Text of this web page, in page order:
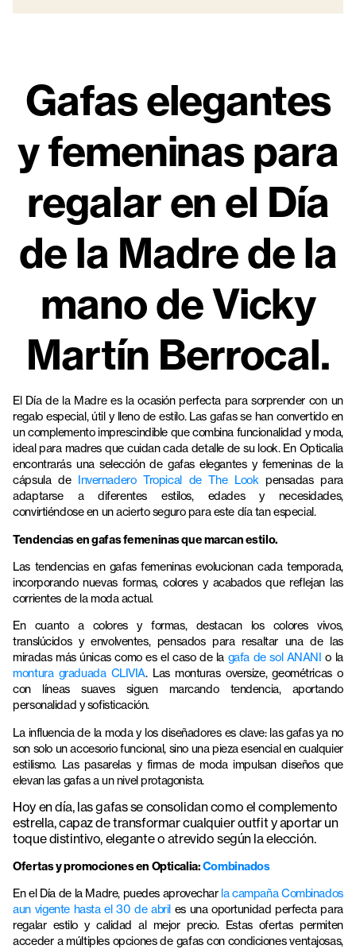
Gafas elegantes
y femeninas para
regalar en el Día
de la Madre de la
mano de Vicky
Martín Berrocal.
El Día de la Madre es la ocasión perfecta para sorprender con un
regalo especial, útil y lleno de estilo. Las gafas se han convertido en
un complemento imprescindible que combina funcionalidad y moda,
ideal para madres que cuidan cada detalle de su look. En Opticalia
encontrarás una selección de gafas elegantes y femeninas de la
cápsula de Invernadero Tropical de The Lookpensadas para
adaptarse a diferentes estilos, edades y necesidades,
convirtiéndose en un acierto seguro para este día tan especial.
Tendencias en gafas femeninas que marcan estilo.
Las tendencias en gafas femeninas evolucionan cada temporada,
incorporando nuevas formas, colores y acabados que reflejan las
corrientes de la moda actual.
En cuanto a colores y formas, destacan los colores vivos,
translúcidos y envolventes, pensados para resaltar una de las
miradas más únicas como es el caso de la gafa de sol ANANI o la
montura graduada CLIVIA. Las monturas oversize, geométricas o
con líneas suaves siguen marcando tendencia, aportando
personalidad y sofisticación.
La influencia de la moda y los diseñadores es clave: las gafas ya no
son solo un accesorio funcional, sino una pieza esencial en cualquier
estilismo. Las pasarelas y firmas de moda impulsan diseños que
elevan las gafas a un nivel protagonista.
Hoy en día, las gafas se consolidan como el complemento
estrella, capaz de transformar cualquier outfit y aportar un
toque distintivo, elegante o atrevido según la elección.
Ofertas y promociones en Opticalia:Combinados
En el Día de la Madre, puedes aprovechar la campaña Combinados
aun vigente hasta el 30 de abril es una oportunidad perfecta para
regalar estilo y calidad al mejor precio. Estas ofertas permiten
acceder a múltiples opciones de gafas con condiciones ventajosas,